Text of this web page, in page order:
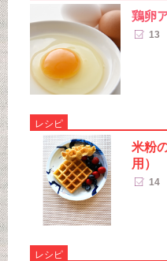
鶏卵
13
レシピ
米粉
用）
14
レシピ